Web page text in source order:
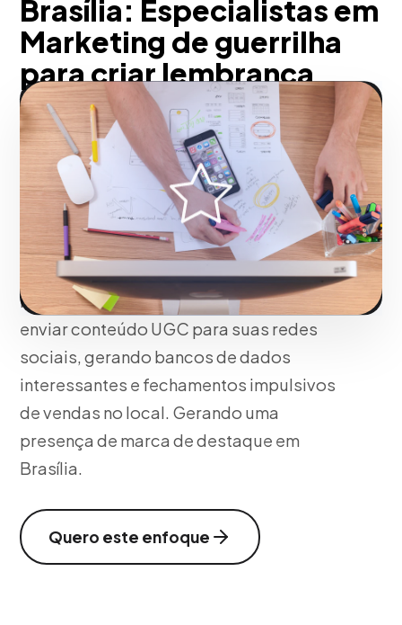
Brasília: Especialistas em
Marketing de guerrilha
para criar lembrança
direta do público
Pensando no seu negócio, quebramos a
barreira do ceticismo digital através da
interação física. Essas experiências de
alto impacto desencadeiam a
amplificação orgânica viral (Word-of-
Mouth), incentivando os consumidores a
enviar conteúdo UGC para suas redes
sociais, gerando bancos de dados
interessantes e fechamentos impulsivos
de vendas no local. Gerando uma
presença de marca de destaque em
Brasília.
Quero este enfoque